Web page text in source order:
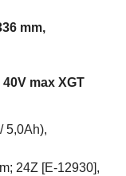
mm,
max XGT
5,0Ah),
24Z [E-12930],